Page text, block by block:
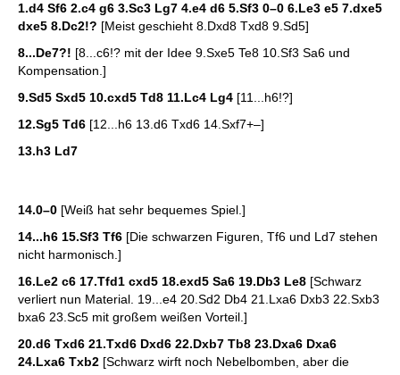
1.d4 Sf6 2.c4 g6 3.Sc3 Lg7 4.e4 d6 5.Sf3 0–0 6.Le3 e5 7.dxe5
dxe5 8.Dc2!? [Meist geschieht 8.Dxd8 Txd8 9.Sd5]
8...De7?! [8...c6!? mit der Idee 9.Sxe5 Te8 10.Sf3 Sa6 und
Kompensation.]
9.Sd5 Sxd5 10.cxd5 Td8 11.Lc4 Lg4 [11...h6!?]
12.Sg5 Td6 [12...h6 13.d6 Txd6 14.Sxf7+–]
13.h3 Ld7
14.0–0 [Weiß hat sehr bequemes Spiel.]
14...h6 15.Sf3 Tf6 [Die schwarzen Figuren, Tf6 und Ld7 stehen
nicht harmonisch.]
16.Le2 c6 17.Tfd1 cxd5 18.exd5 Sa6 19.Db3 Le8 [Schwarz
verliert nun Material. 19...e4 20.Sd2 Db4 21.Lxa6 Dxb3 22.Sxb3
bxa6 23.Sc5 mit großem weißen Vorteil.]
20.d6 Txd6 21.Txd6 Dxd6 22.Dxb7 Tb8 23.Dxa6 Dxa6
24.Lxa6 Txb2 [Schwarz wirft noch Nebelbomben, aber die